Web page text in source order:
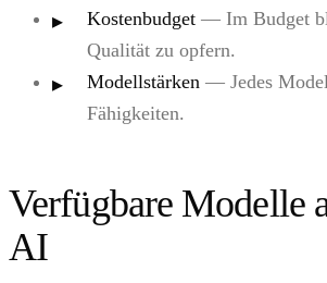
Kostenbudget — Im Budget
Qualität zu opfern.
Modellstärken — Jedes
Fähigkeiten.
Verfügbare Modelle
AI